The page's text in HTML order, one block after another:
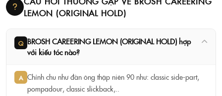
LEMON (ORIGINAL HOLD)
Q BROSH CAREERING LEMON (ORIGINAL HOLD) hợp
với kiểu tóc nào?
A Chỉnh chu như đàn ông thập niên 90 như: classic side-part,
pompadour, classic slickback,..